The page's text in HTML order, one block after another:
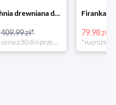
Bino Kuchnia drewniana dla dzieci Provence
409.99 zł* 79.98 zł